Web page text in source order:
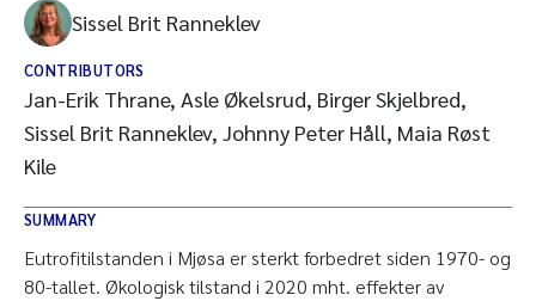
Sissel Brit Ranneklev
CONTRIBUTORS
Jan-Erik Thrane, Asle Økelsrud, Birger Skjelbred,
Sissel Brit Ranneklev, Johnny Peter Håll, Maia Røst
Kile
SUMMARY
Eutrofitilstanden i Mjøsa er sterkt forbedret siden 1970- og
80-tallet. Økologisk tilstand i 2020 mht. effekter av